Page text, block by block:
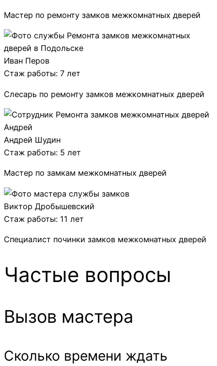
Мастер по ремонту замков межкомнатных дверей
Иван Перов
Стаж работы: 7 лет
Слесарь по ремонту замков межкомнатных дверей
Андрей Шудин
Стаж работы: 5 лет
Мастер по замкам межкомнатных дверей
Виктор Дробышевский
Стаж работы: 11 лет
Специалист починки замков межкомнатных дверей
Частые вопросы
Вызов мастера
Cколько времени ждать